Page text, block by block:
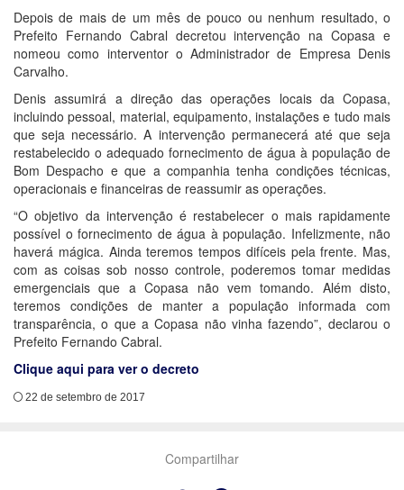
Depois de mais de um mês de pouco ou nenhum resultado, o
Prefeito Fernando Cabral decretou intervenção na Copasa e
nomeou como interventor o Administrador de Empresa Denis
Carvalho.
Denis assumirá a direção das operações locais da Copasa,
incluindo pessoal, material, equipamento, instalações e tudo mais
que seja necessário. A intervenção permanecerá até que seja
restabelecido o adequado fornecimento de água à população de
Bom Despacho e que a companhia tenha condições técnicas,
operacionais e financeiras de reassumir as operações.
“O objetivo da intervenção é restabelecer o mais rapidamente
possível o fornecimento de água à população. Infelizmente, não
haverá mágica. Ainda teremos tempos difíceis pela frente. Mas,
com as coisas sob nosso controle, poderemos tomar medidas
emergenciais que a Copasa não vem tomando. Além disto,
teremos condições de manter a população informada com
transparência, o que a Copasa não vinha fazendo”, declarou o
Prefeito Fernando Cabral.
Clique aqui para ver o decreto
22 de setembro de 2017
Compartilhar